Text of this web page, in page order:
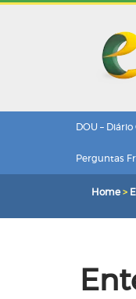
DOU –
Perguntas
Home >